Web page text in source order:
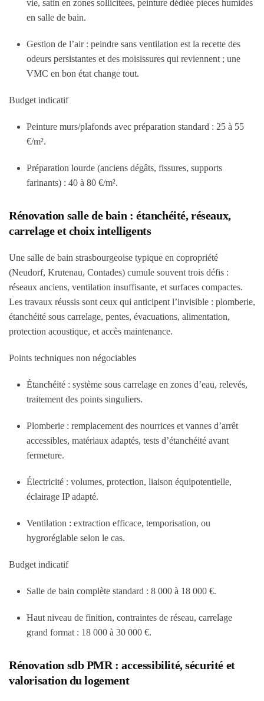
vie, satin en zones sollicitées, peinture dédiée pièces humides
en salle de bain.
Gestion de l’air : peindre sans ventilation est la recette des
odeurs persistantes et des moisissures qui reviennent ; une
VMC en bon état change tout.
Budget indicatif
Peinture murs/plafonds avec préparation standard : 25 à 55
€/m².
Préparation lourde (anciens dégâts, fissures, supports
farinants) : 40 à 80 €/m².
Rénovation salle de bain : étanchéité, réseaux,
carrelage et choix intelligents
Une salle de bain strasbourgeoise typique en copropriété
(Neudorf, Krutenau, Contades) cumule souvent trois défis :
réseaux anciens, ventilation insuffisante, et surfaces compactes.
Les travaux réussis sont ceux qui anticipent l’invisible : plomberie,
étanchéité sous carrelage, pentes, évacuations, alimentation,
protection acoustique, et accès maintenance.
Points techniques non négociables
Étanchéité : système sous carrelage en zones d’eau, relevés,
traitement des points singuliers.
Plomberie : remplacement des nourrices et vannes d’arrêt
accessibles, matériaux adaptés, tests d’étanchéité avant
fermeture.
Électricité : volumes, protection, liaison équipotentielle,
éclairage IP adapté.
Ventilation : extraction efficace, temporisation, ou
hygroréglable selon le cas.
Budget indicatif
Salle de bain complète standard : 8 000 à 18 000 €.
Haut niveau de finition, contraintes de réseau, carrelage
grand format : 18 000 à 30 000 €.
Rénovation sdb PMR : accessibilité, sécurité et
valorisation du logement